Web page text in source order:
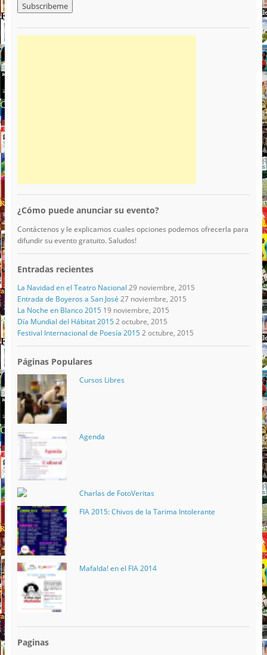
¿Cómo puede anunciar su evento?
Contáctenos y le explicamos cuales opciones podemos ofrecerla para
difundir su evento gratuito. Saludos!
Entradas recientes
La Navidad en el Teatro Nacional 29 noviembre, 2015
Entrada de Boyeros a San José 27 noviembre, 2015
La Noche en Blanco 2015 19 noviembre, 2015
Día Mundial del Hábitat 2015 2 octubre, 2015
Festival Internacional de Poesía 2015 2 octubre, 2015
Páginas Populares
Cursos Libres
Agenda
Charlas de FotoVeritas
FIA 2015: Chivos de la Tarima Intolerante
Mafalda! en el FIA 2014
Paginas